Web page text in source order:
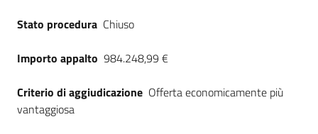
Stato procedura Chiuso
Importo appalto 984.248,99 €
Criterio di aggiudicazione Offerta economicamente più
vantaggiosa